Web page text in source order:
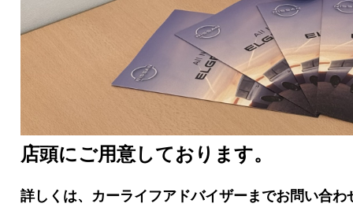
店頭にご用意しております。
詳しくは、カーライフアドバイザーまでお問い合わ